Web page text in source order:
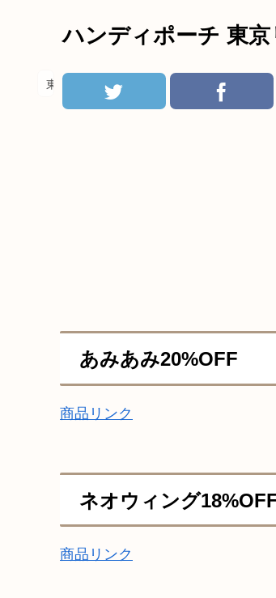
ハンディポーチ 東
東京リベンジャーズ
あみあみ20%OFF
商品リンク
ネオウィング
商品リンク